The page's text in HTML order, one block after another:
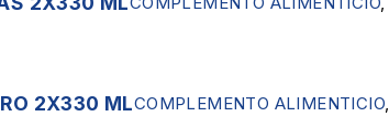
2X330 MLCOMPLEMENTO ALIMENTICIO,